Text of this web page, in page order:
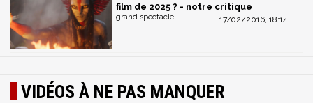
film de 2025 ? - notre critique
17/02/2016, 18:14
grand spectacle
VIDÉOS À NE PAS MANQUER